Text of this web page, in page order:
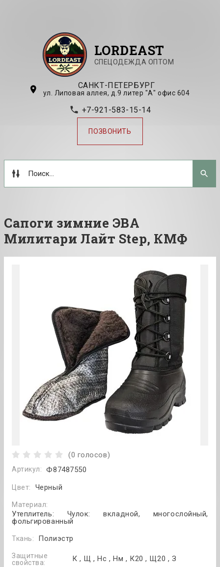
LORDEAST
СПЕЦОДЕЖДА ОПТОМ
САНКТ-ПЕТЕРБУРГ
ул. Липовая аллея, д.9 литер "А" офис 604
+7-921-583-15-14
ПОЗВОНИТЬ
Сапоги зимние ЭВА
Милитари Лайт Step, КМФ
(0 голосов)
Артикул: Ф87487550
Цвет: Черный
Материал:
Утеплитель: Чулок: вкладной, многослойный,
фольгированный
Ткань: Полиэстр
Защитные
свойства:
К , Щ , Нс , Нм , К20 , Щ20 , З